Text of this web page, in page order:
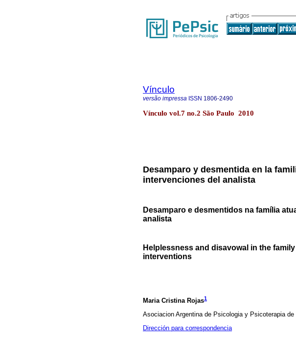
Vínculo
versão impressa ISSN 1806-2490
Vínculo vol.7 no.2 São Paulo 2010
Desamparo y desmentida en la
intervenciones del analista
Desamparo e desmentidos na família
analista
Helplessness and disavowal in the
interventions
Maria Cristina Rojas1
Asociacion Argentina de Psicologia y Psicoterapia de
Dirección para correspondencia